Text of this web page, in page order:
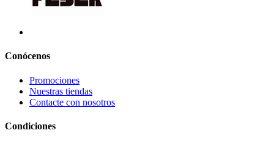
Conócenos
Promociones
Nuestras tiendas
Contacte con nosotros
Condiciones